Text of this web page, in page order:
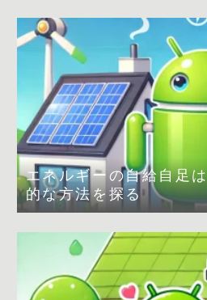
エネルギーの自給自足
的な方法を探る